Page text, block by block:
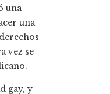
una
una
vez se
gay, y